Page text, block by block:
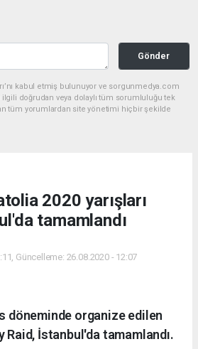
Gönder
kabul etmiş bulunuyor ve sorgunmedya.com
ilgili doğrudan veya dolaylı tüm sorumluluğu tek
tüm yorumlardan site yönetimi hiçbir şekilde
2020 yarışları
tamamlandı
Güncelleme: 26.08.2020 - 12:07
döneminde organize edilen
İstanbul'da tamamlandı.